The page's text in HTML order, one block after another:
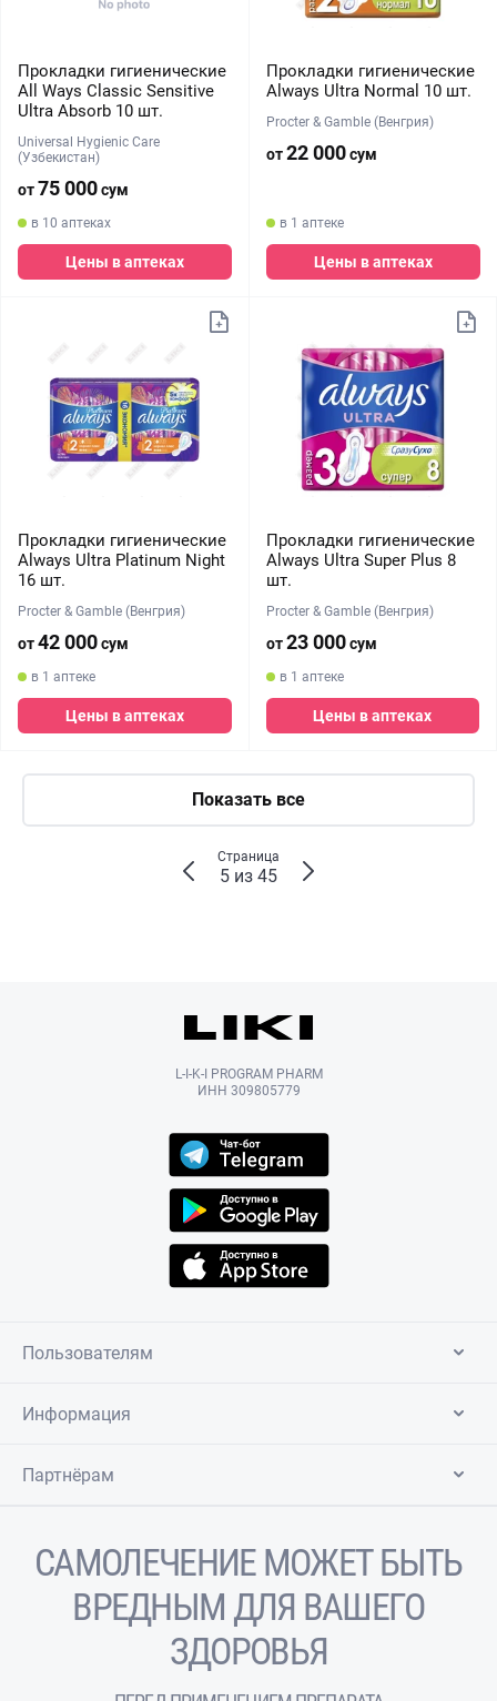
Прокладки гигиенические
All Ways Classic Sensitive
Ultra Absorb 10 шт.
Universal Hygienic Care
(Узбекистан)
от75 000сум
в 10 аптеках
Цены в аптеках
Прокладки гигиенические
Always Ultra Normal 10 шт.
Procter & Gamble (Венгрия)
от22 000сум
в 1 аптеке
Цены в аптеках
Прокладки гигиенические
Always Ultra Platinum Night
16 шт.
Procter & Gamble (Венгрия)
от42 000сум
в 1 аптеке
Цены в аптеках
Прокладки гигиенические
Always Ultra Super Plus 8
шт.
Procter & Gamble (Венгрия)
от23 000сум
в 1 аптеке
Цены в аптеках
Показать все
Страница
5 из 45
L-I-K-I PROGRAM PHARM
ИНН 309805779
Пользователям
Информация
Партнёрам
САМОЛЕЧЕНИЕ МОЖЕТ БЫТЬ
ВРЕДНЫМ ДЛЯ ВАШЕГО
ЗДОРОВЬЯ